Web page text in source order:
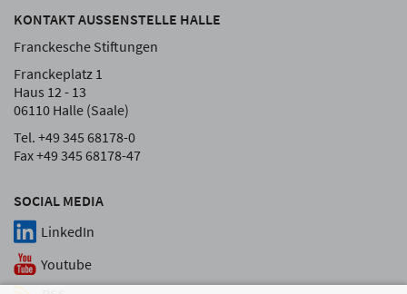
SOCIAL MEDIA
LinkedIn
Youtube
KONTAKT AUSSENSTELLE HALLE
Franckesche Stiftungen
Franckeplatz 1
Haus 12 - 13
06110 Halle (Saale)
Tel. +49 345 68178-0
Fax +49 345 68178-47